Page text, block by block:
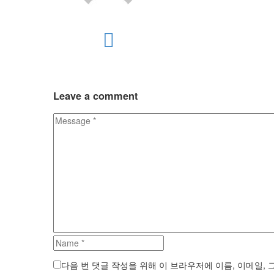
Leave a comment
다음 번 댓글 작성을 위해 이 브라우저에 이름, 이메일,